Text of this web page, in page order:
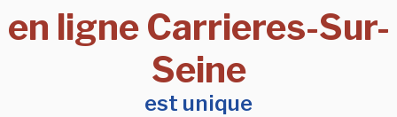
en ligne Carrieres-Sur-
Seine
est unique